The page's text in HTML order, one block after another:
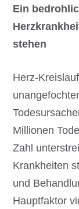
Ein
stehen
Herz-
Millionen
Zahl
Krankheiten
und
Hauptfaktor